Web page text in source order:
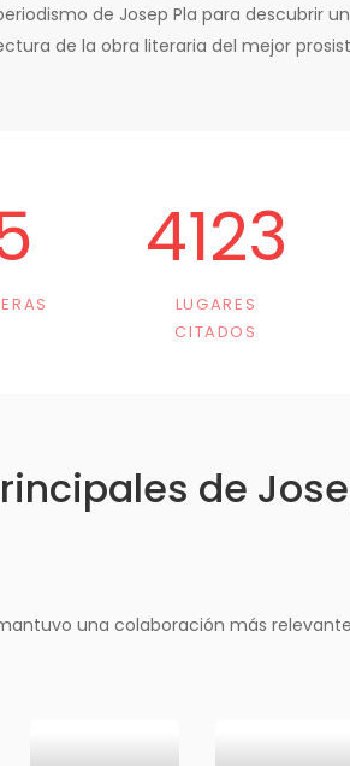
de Josep Pla para descubrir
de la obra literaria del mejor
4123
LUGARES
CITADOS
de
una colaboración más